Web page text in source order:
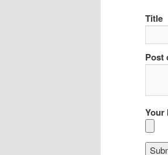
Title
Post
Your